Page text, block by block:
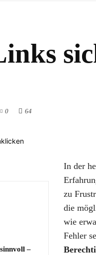
0 64
–
In der
zu
die
wie
Fehler